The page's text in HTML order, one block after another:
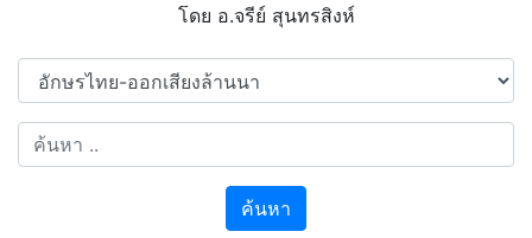
โดย อ.จรีย์​ สุนทรสิงห์
ค้นหา